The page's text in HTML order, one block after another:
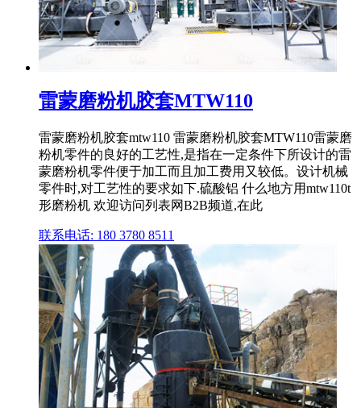
雷蒙磨粉机胶套MTW110
雷蒙磨粉机胶套mtw110 雷蒙磨粉机胶套MTW110雷蒙磨
粉机零件的良好的工艺性,是指在一定条件下所设计的雷
蒙磨粉机零件便于加工而且加工费用又较低。设计机械
零件时,对工艺性的要求如下.硫酸铝 什么地方用mtw110t
形磨粉机 欢迎访问列表网B2B频道,在此
联系电话: 180 3780 8511